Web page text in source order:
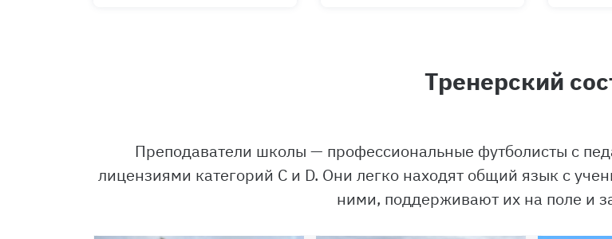
Тренерский
Преподаватели школы — профессиональные футболисты с
лицензиями категорий С и D. Они легко находят общий язык с
ними, поддерживают их на поле и